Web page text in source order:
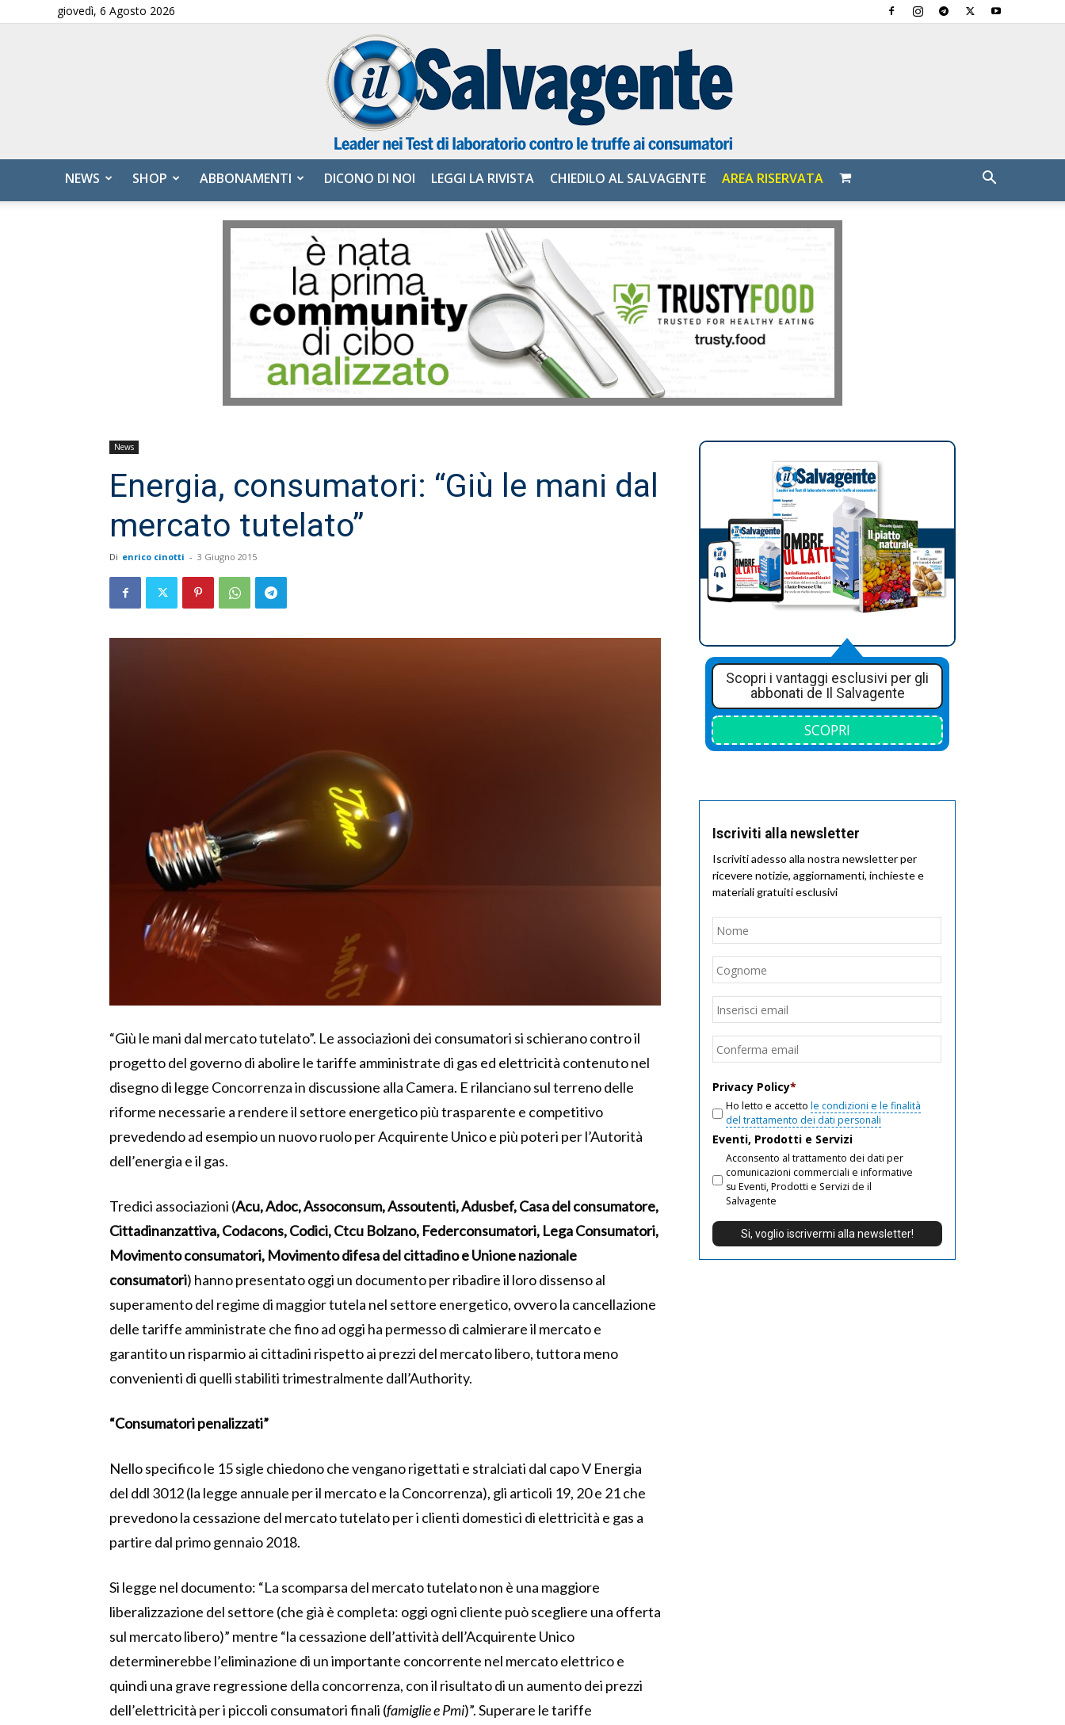
giovedì, 6 Agosto 2026
Salvagente
NEWS SHOP ABBONAMENTI DICONO DI NOI LEGGI LA RIVISTA CHIEDILO AL SALVAGENTE AREA RISERVATA
News
Energia, consumatori: “Giù le mani dal
mercato tutelato”
Di enrico cinotti - 3 Giugno 2015
“Giù le mani dal mercato tutelato”. Le associazioni dei consumatori si schierano contro il
progetto del governo di abolire le tariffe amministrate di gas ed elettricità contenuto nel
disegno di legge Concorrenza in discussione alla Camera. E rilanciano sul terreno delle
riforme necessarie a rendere il settore energetico più trasparente e competitivo
prevedendo ad esempio un nuovo ruolo per Acquirente Unico e più poteri per l’Autorità
dell’energia e il gas.
Tredici associazioni (Acu, Adoc, Assoconsum, Assoutenti, Adusbef, Casa del consumatore,
Cittadinanzattiva, Codacons, Codici, Ctcu Bolzano, Federconsumatori, Lega Consumatori,
Movimento consumatori, Movimento difesa del cittadino e Unione nazionale
consumatori) hanno presentato oggi un documento per ribadire il loro dissenso al
superamento del regime di maggior tutela nel settore energetico, ovvero la cancellazione
delle tariffe amministrate che fino ad oggi ha permesso di calmierare il mercato e
garantito un risparmio ai cittadini rispetto ai prezzi del mercato libero, tuttora meno
convenienti di quelli stabiliti trimestralmente dall’Authority.
“Consumatori penalizzati”
Nello specifico le 15 sigle chiedono che vengano rigettati e stralciati dal capo V Energia
del ddl 3012 (la legge annuale per il mercato e la Concorrenza), gli articoli 19, 20 e 21 che
prevedono la cessazione del mercato tutelato per i clienti domestici di elettricità e gas a
partire dal primo gennaio 2018.
Si legge nel documento: “La scomparsa del mercato tutelato non è una maggiore
liberalizzazione del settore (che già è completa: oggi ogni cliente può scegliere una offerta
sul mercato libero)” mentre “la cessazione dell’attività dell’Acquirente Unico
determinerebbe l’eliminazione di un importante concorrente nel mercato elettrico e
quindi una grave regressione della concorrenza, con il risultato di un aumento dei prezzi
dell’elettricità per i piccoli consumatori finali (famiglie e Pmi)”. Superare le tariffe
Scopri i vantaggi esclusivi per gli
abbonati de Il Salvagente
SCOPRI
Iscriviti alla newsletter
Iscriviti adesso alla nostra newsletter per
ricevere notizie, aggiornamenti, inchieste e
materiali gratuiti esclusivi
Nome
Email
Privacy Policy*
Ho letto e accetto le condizioni e le finalità
del trattamento dei dati personali
Eventi, Prodotti e Servizi
Acconsento al trattamento dei dati per
comunicazioni commerciali e informative
su Eventi, Prodotti e Servizi de il
Salvagente